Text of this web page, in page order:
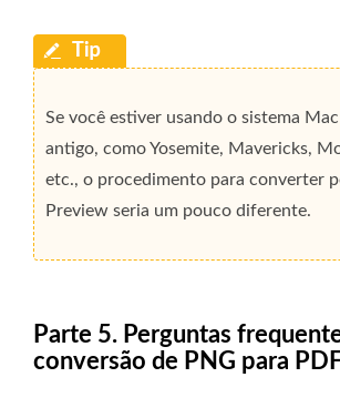
Se você estiver usando o sistema
antigo, como Yosemite, Mavericks,
etc., o procedimento para converter
Preview seria um pouco diferente.
Parte 5. Perguntas
conversão de PNG para